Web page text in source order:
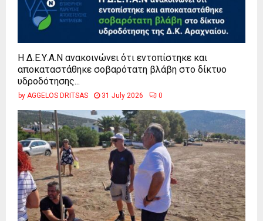
Η Δ.Ε.Υ.Α.Ν ανακοινώνει ότι εντοπίστηκε και
αποκαταστάθηκε σοβαρότατη βλάβη στο δίκτυο
υδροδότησης...
by AGGELOS DRITSAS 31 July 2026 0